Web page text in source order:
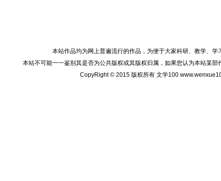
本站作品均为网上普遍流行的作品，为便于大家科研、教学、
本站不可能一一鉴别其是否为公共版权或其版权归属，如果您认为本站某
CopyRight © 2015 版权所有 文学100